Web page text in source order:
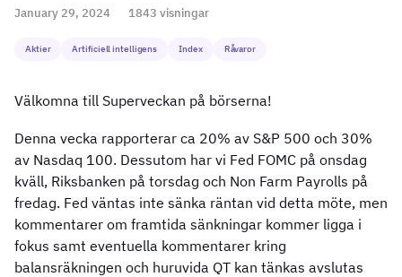
January 29, 2024 1843 visningar
Aktier Artificiell intelligens Index Råvaror
Välkomna till Superveckan på börserna!
Denna vecka rapporterar ca 20% av S&P 500 och 30%
av Nasdaq 100. Dessutom har vi Fed FOMC på onsdag
kväll, Riksbanken på torsdag och Non Farm Payrolls på
fredag. Fed väntas inte sänka räntan vid detta möte, men
kommentarer om framtida sänkningar kommer ligga i
fokus samt eventuella kommentarer kring
balansräkningen och huruvida QT kan tänkas avslutas